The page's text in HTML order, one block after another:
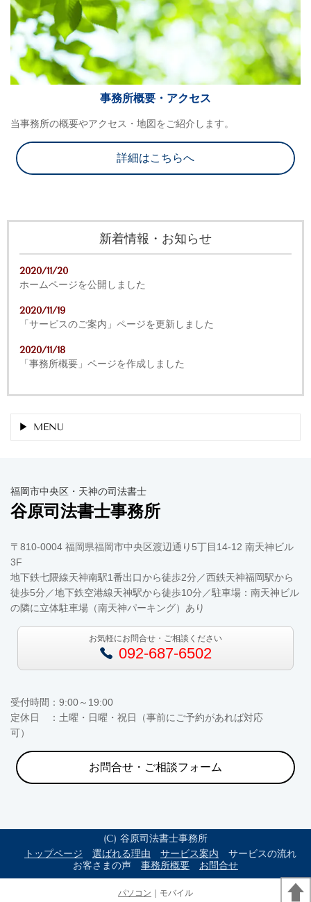
事務所概要・アクセス
当事務所の概要やアクセス・地図をご紹介します。
詳細はこちらへ
新着情報・お知らせ
2020/11/20
ホームページを公開しました
2020/11/19
「サービスのご案内」ページを更新しました
2020/11/18
「事務所概要」ページを作成しました
MENU
福岡市中央区・天神の司法書士
谷原司法書士事務所
〒810-0004 福岡県福岡市中央区渡辺通り5丁目14-12 南天神ビル
3F
地下鉄七隈線天神南駅1番出口から徒歩2分／西鉄天神福岡駅から
徒歩5分／地下鉄空港線天神駅から徒歩10分／駐車場：南天神ビル
の隣に立体駐車場（南天神パーキング）あり
お気軽にお問合せ・ご相談ください
092-687-6502
受付時間：9:00～19:00
定休日 ：土曜・日曜・祝日（事前にご予約があれば対応
可）
お問合せ・ご相談フォーム
(C) 谷原司法書士事務所
トップページ
選ばれる理由 サービス案内
サービスの流れ
お客さまの声
事務所概要 お問合せ
パソコン ｜モバイル